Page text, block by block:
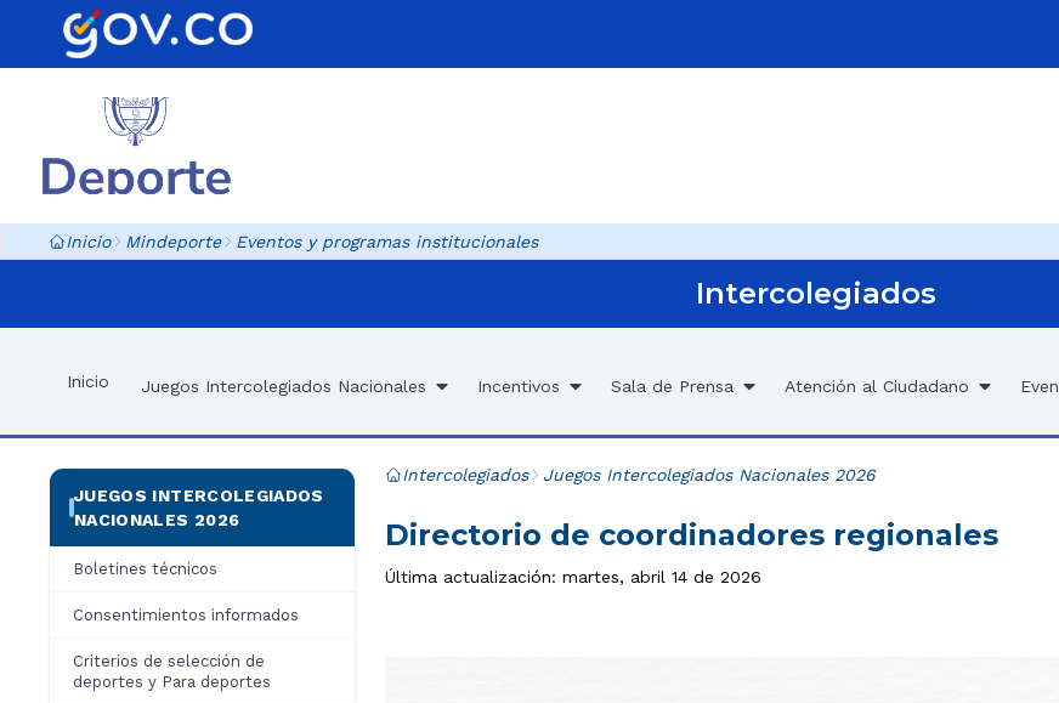
Inicio Mindeporte Eventos y programas institucionales
Intercolegiados
Inicio Juegos Intercolegiados Nacionales Incentivos Sala de Prensa Atención al Ciudadano
JUEGOS INTERCOLEGIADOS
NACIONALES 2026
Boletines técnicos
Consentimientos informados
Criterios de selección de
deportes y Para deportes
Intercolegiados Juegos Intercolegiados Nacionales 2026
Directorio de coordinadores regionales
Última actualización: martes, abril 14 de 2026